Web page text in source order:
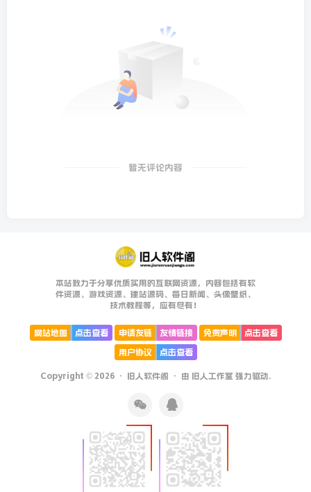
暂无评论内容
本站致力于分享优质实用的互联网资源，内容包括有软
件资源、游戏资源、建站源码、每日新闻、头像壁纸、
技术教程等，应有尽有！
网站地图 点击查看 申请友链 友情链接 免责声明
点击查看
用户协议
点击查看
Copyright © 2026 · 旧人软件阁 · 由 旧人工作室 强力驱动.